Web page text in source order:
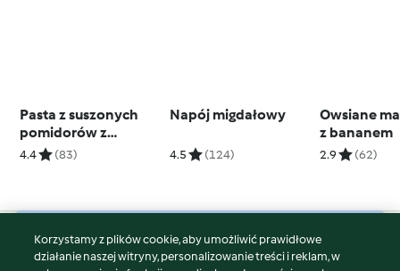
Pasta z suszonych
pomidorów z
karczochami
4.4 (83)
Napój migdałowy
4.5 (124)
Owsiane
z bananem
2.9 (62)
© Copyright 2026
Korzystamy z plików cookie, aby umożliwić prawidłowe
działanie naszej witryny, personalizowanie treści i reklam, w